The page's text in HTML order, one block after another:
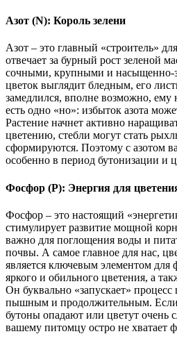
Азот (N): Король зелени
Азот – это главный «строитель»
отвечает за бурный рост зеленой
сочными, крупными и насыщенно-
цветок выглядит бледным, его
замедлился, вполне возможно, ему
есть одно «но»: избыток азота
Растение начнет активно
цветению, стебли могут стать
сформируются. Поэтому с азотом
особенно в период бутонизации и
Фосфор (P): Энергия для
Фосфор – это настоящий
стимулирует развитие мощной
важно для поглощения воды и
почвы. А самое главное для нас,
является ключевым элементом для
яркого и обильного цветения, а
Он буквально «запускает» процесс
пышным и продолжительным. Если
бутоны опадают или цветут очень
вашему питомцу остро не хватает